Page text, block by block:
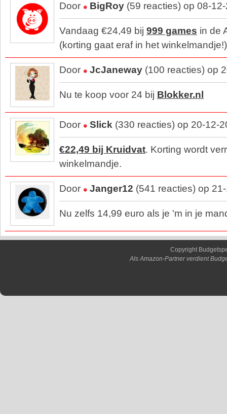
Door BigRoy (59 reacties) op 08-
Vandaag €24,49 bij 999 games in de
(korting gaat eraf in het winkelmandje!)
Door JcJaneway (100 reacties) op
Nu te koop voor 24 bij Blokker.nl
Door Slick (330 reacties) op 20-12-
€22,49 bij Kruidvat. Korting wordt
winkelmandje.
Door Janger12 (541 reacties) op
Nu zelfs 14,99 euro als je 'm in je
Copyright
Als Amazon-Partner verdient